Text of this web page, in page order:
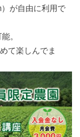
が自由に利用で
。
て楽しんでま